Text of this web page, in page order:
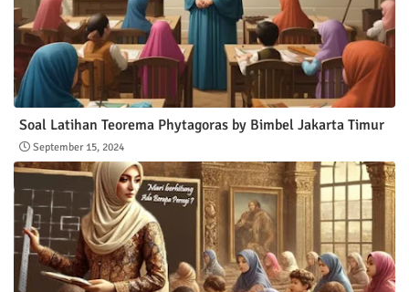
Soal Latihan Teorema Phytagoras by Bimbel Jakarta Timur
September 15, 2024